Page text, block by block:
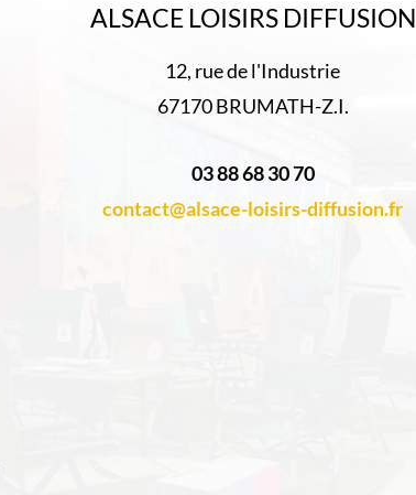
ALSACE LOISIRS DIFFUSION
12, rue de l'Industrie
67170 BRUMATH-Z.I.
03 88 68 30 70
contact@alsace-loisirs-diffusion.fr